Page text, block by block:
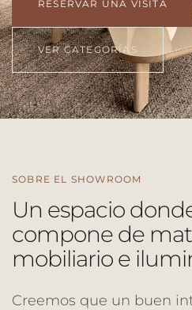
RESERVAR UNA VISITA
VER CATEGORÍAS
SOBRE EL SHOWROOM
Un espacio
compone de
mobiliario e
Creemos que un buen